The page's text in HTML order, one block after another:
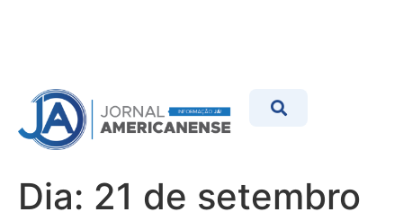
Dia: 21 de setembro